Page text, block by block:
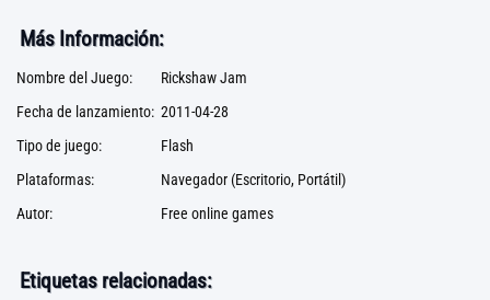
Más Información:
Nombre del Juego:
Rickshaw Jam
Fecha de lanzamiento: 2011-04-28
Tipo de juego:
Flash
Plataformas:
Navegador (Escritorio, Portátil)
Autor:
Free online games
Etiquetas relacionadas: